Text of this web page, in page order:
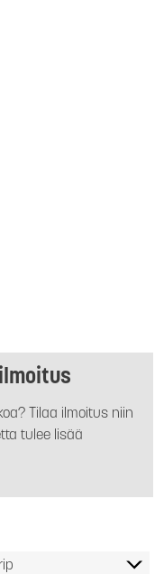
Tilaa ilmoitus niin
tulee lisää